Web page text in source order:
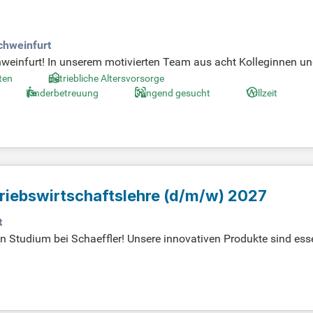
In unserem motivierten Team aus acht Kolleginnen
uns bei der täglichen Buchhaltung? Zahlen sind deine
und bietet dir die Möglichkeit, frische Impulse
Betriebliche Altersvorsorge
Kinderbetreuung Dringend gesucht Vollzeit
(d/m/w) 2027
Studium bei Schaeffler! Unsere innovativen Produkte sind
für den Automobilsektor ein optimales Umfeld. Der
stattfindet. Begeisterung für Technik, gute